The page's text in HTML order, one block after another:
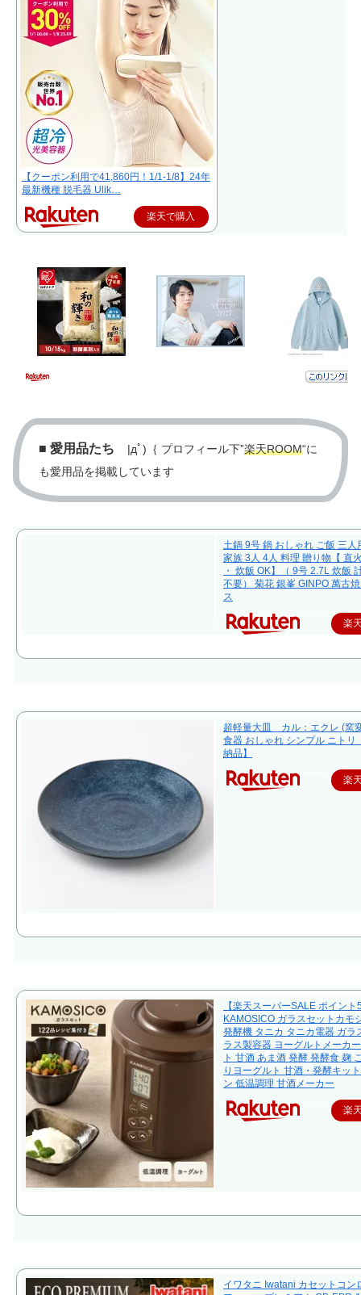
【クーポン利用で41,860円！1/1-1/8】24年
最新機種 脱毛器 Ulik…
楽天で購入
■ 愛用品たち |дﾟ)｛ プロフィール下”楽天ROOM“に
も愛用品を掲載しています
土鍋 9号 鍋 おしゃれ ご飯 三人
家族 3人 4人 料理 贈り物【 直
・ 炊飯 OK】（ 9号 2.7L 炊飯
不要） 菊花 銀峯 GINPO 萬古
ス
楽
超軽量大皿 カル：エクレ (窯
食器 おしゃれ シンプル ニトリ
納品】
楽
【楽天スーパーSALE ポイント
KAMOSICO ガラスセットカモ
発酵機 タニカ タニカ電器 ガラ
ラス製容器 ヨーグルトメーカ
ト 甘酒 あま酒 発酵 発酵食 麹
りヨーグルト 甘酒・発酵キッ
ン 低温調理 甘酒メーカー
楽
イワタニ Iwatani カセットコン